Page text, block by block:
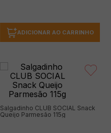
ADICIONAR AO CARRINHO
Salgadinho CLUB SOCIAL Snack
Queijo Parmesão 115g